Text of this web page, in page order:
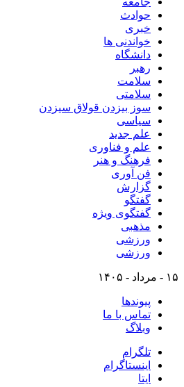
حوادث
خبری
خواندنی ها
دانشگاه
رهبر
سلامت
سلامتی
سوز بیزدن قولاق سیزدن
سیاسی
علم جدید
علم و فناوری
فرهنگ و هنر
فن آوری
گزارش
گفتگو
گفتگوی ویژه
مذهبی
ورزشی
ورزشی
۱۵ - مرداد - ۱۴۰۵
پیوندها
تماس با ما
وبلاگ
تلگرام
اینستاگرام
ایتا